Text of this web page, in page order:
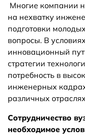
Многие компании
на нехватку
подготовки
вопросы. В
инновационный
стратегии
потребность в
инженерных кадрах
различных
Сотрудничество
необходимое